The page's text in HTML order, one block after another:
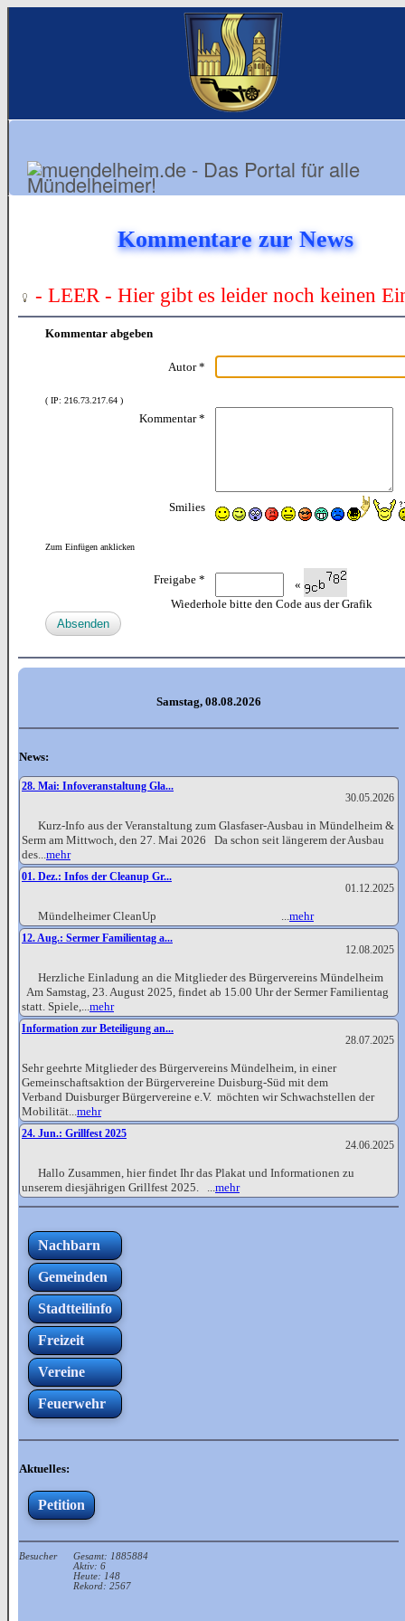
Kommentare zur News
- LEER - Hier gibt es leider noch keinen
Kommentar abgeben
Autor *
( IP: 216.73.217.64 )
Kommentar *
Smilies
Zum Einfügen anklicken
Freigabe *
«
Wiederhole bitte den Code aus der Grafik
Samstag, 08.08.2026
News:
28. Mai: Infoveranstaltung Gla...
30.05.2026
Kurz-Info aus der Veranstaltung zum Glasfaser-Ausbau in Mündelheim &
Serm am Mittwoch, den 27. Mai 2026 Da schon seit längerem der Ausbau
des...mehr
01. Dez.: Infos der Cleanup Gr...
01.12.2025
Mündelheimer CleanUp ...mehr
12. Aug.: Sermer Familientag a...
12.08.2025
Herzliche Einladung an die Mitglieder des Bürgervereins Mündelheim
Am Samstag, 23. August 2025, findet ab 15.00 Uhr der Sermer Familientag
statt. Spiele,...mehr
Information zur Beteiligung an...
28.07.2025
Sehr geehrte Mitglieder des Bürgervereins Mündelheim, in einer
Gemeinschaftsaktion der Bürgervereine Duisburg-Süd mit dem
Verband Duisburger Bürgervereine e.V. möchten wir Schwachstellen der
Mobilität...mehr
24. Jun.: Grillfest 2025
24.06.2025
Hallo Zusammen, hier findet Ihr das Plakat und Informationen zu
unserem diesjährigen Grillfest 2025. ...mehr
Nachbarn
Gemeinden
Stadtteilinfo
Freizeit
Vereine
Feuerwehr
Aktuelles:
Petition
Besucher
Gesamt: 1885884
Aktiv: 6
Heute: 148
Rekord: 2567